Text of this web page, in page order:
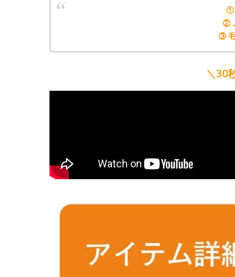
①
②
③ 毛
＼30